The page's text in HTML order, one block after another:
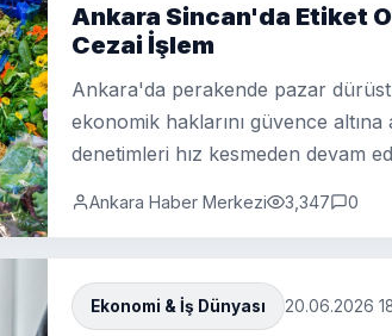
Ankara Sincan'da Etiket
Cezai İşlem
Ankara'da perakende pazar
ekonomik haklarını güvence
denetimleri hız kesmeden devam
Ankara Haber Merkezi 3,347 0
Ekonomi & İş Dünyası 20.06.2026